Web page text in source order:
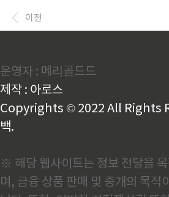
지급!..
청 기간 및 요일제 운영 오산시민이라면 아래
을 반드시 체크해야 합니다.특히 첫 주에는 출
23일 (수)3, 87월 24일 (목)4, 97월 25일 (금
금액 및 구조 이번 소비쿠폰은 두 차례에 걸쳐
며, 소..
이전
운영자 : 메리골드드
제작 : 아로스
Copyrights © 2022 All Rights
백.
※ 해당 웹사이트는 정보 전달을
며, 금융 상품 판매 및 중개의 목적